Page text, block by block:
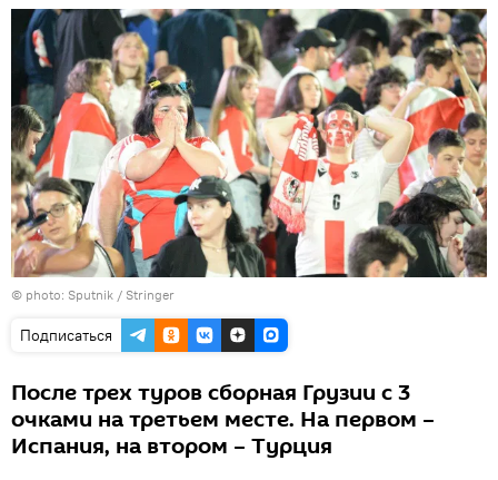
© photo: Sputnik / Stringer
Подписаться
После трех туров сборная Грузии с 3
очками на третьем месте. На первом –
Испания, на втором – Турция